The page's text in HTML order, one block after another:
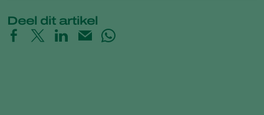
Deel dit artikel